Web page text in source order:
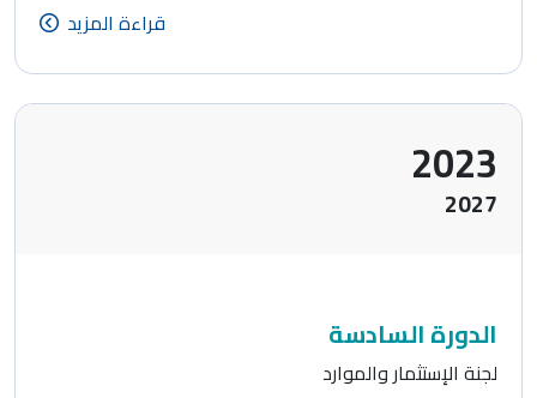
قراءة المزيد
2023
2027
الدورة السادسة
لجنة الإستثمار والموارد